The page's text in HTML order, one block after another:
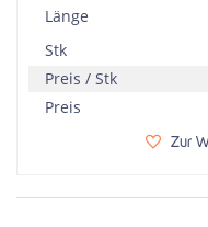
Länge
Stk
Preis / Stk
Preis
Zur